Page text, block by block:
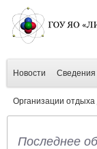
Новости Сведения
Организации отдыха
Последнее